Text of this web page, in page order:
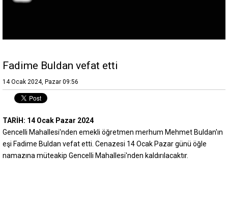
Fadime Buldan vefat etti
14 Ocak 2024, Pazar 09:56
TARİH: 14 Ocak Pazar 2024
Gencelli Mahallesi'nden emekli öğretmen merhum Mehmet Buldan'ın
eşi Fadime Buldan vefat etti. Cenazesi 14 Ocak Pazar günü öğle
namazına müteakip Gencelli Mahallesi'nden kaldırılacaktır.